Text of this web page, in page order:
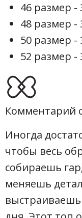
46 размер -
48 размер -
50 размер -
52 размер -
Комментарий
Иногда
чтобы весь
собираешь
меняешь
выстраиваешь